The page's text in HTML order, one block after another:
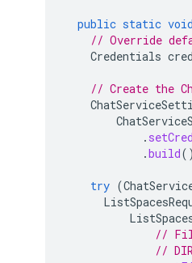
public static void
// Override
Credentials
// Create the
.
.build
try (
//
//